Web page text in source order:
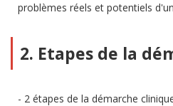
problèmes réels et potentiels
2. Etapes de la
2 étapes de la démarche